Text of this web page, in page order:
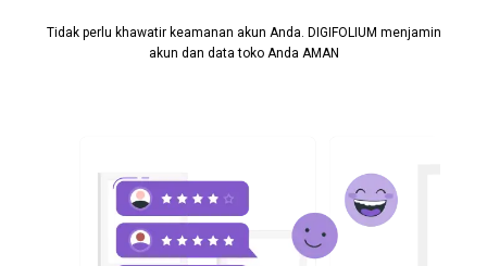
Tidak perlu khawatir keamanan akun Anda. DIGIFOLIUM menjamin
akun dan data toko Anda AMAN